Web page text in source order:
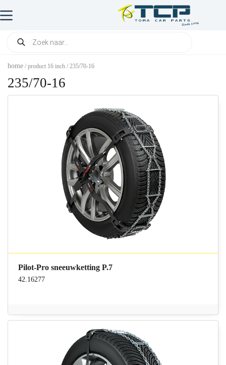
home / product 16 inch / 235/70-16
235/70-16
Pilot-Pro sneeuwketting P.7
42.16277